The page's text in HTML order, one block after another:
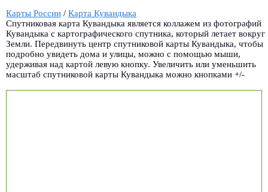
Карты России / Карта Кувандыка
Спутниковая карта Кувандыка является коллажем из фотографий
Кувандыка с картографического спутника, который летает вокруг
Земли. Передвинуть центр спутниковой карты Кувандыка, чтобы
подробно увидеть дома и улицы, можно с помощью мыши,
удерживая над картой левую кнопку. Увеличить или уменьшить
масштаб спутниковой карты Кувандыка можно кнопками +/-